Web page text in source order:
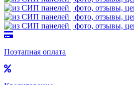
Поэтапная оплата